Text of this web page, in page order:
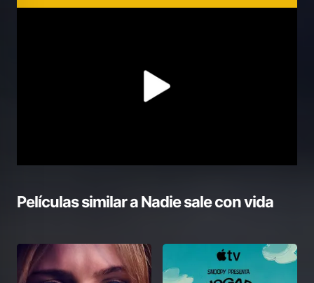
Películas similar aNadie sale con vida